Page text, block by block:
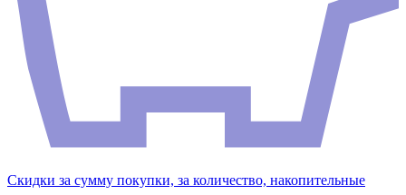
Скидки за сумму покупки, за количество, накопительные